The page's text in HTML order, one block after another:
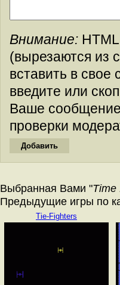
Внимание:
(вырезаются из
вставить в
введите или
Ваше
проверки
Выбранная Вами "Time
Предыдущие игры по
Tie-Fighters